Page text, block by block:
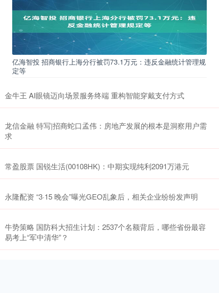
亿海智投 招商银行上海分行被罚73.1万元：违反金融统计管理规
定等
金牛王 AI眼镜迈向场景服务终端 重构智能穿戴支付方式
龙信金融 特写|招商蛇口孟伟：房地产发展的根本是洞察用户需
求
常盈股票 国锐生活(00108HK)：中期实现纯利2091万港元
永隆配资 “3·15 晚会”曝光GEO乱象后，相关企业纷纷发声明
牛势策略 国防科大招生计划：2537个名额背后，哪些省份最容
易考上“军中清华”？